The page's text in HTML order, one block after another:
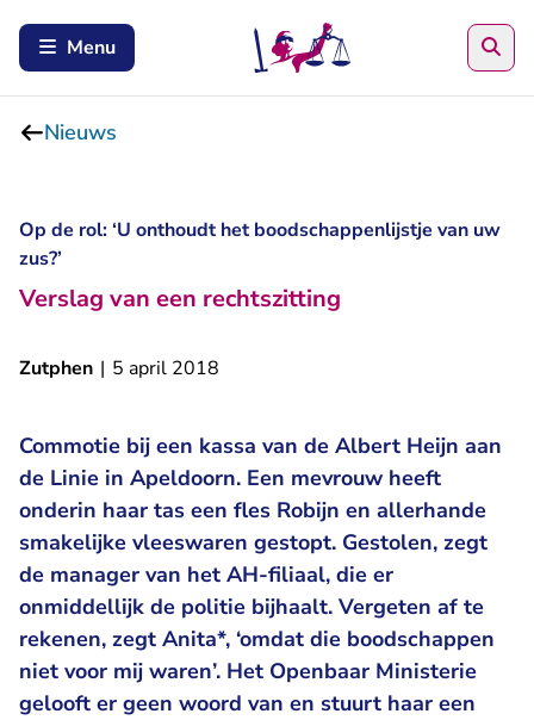
Menu
Nieuws
Op de rol: ‘U onthoudt het boodschappenlijstje van uw
zus?’
Verslag van een rechtszitting
Zutphen | 5 april 2018
Commotie bij een kassa van de Albert Heijn aan
de Linie in Apeldoorn. Een mevrouw heeft
onderin haar tas een fles Robijn en allerhande
smakelijke vleeswaren gestopt. Gestolen, zegt
de manager van het AH-filiaal, die er
onmiddellijk de politie bijhaalt. Vergeten af te
rekenen, zegt Anita*, ‘omdat die boodschappen
niet voor mij waren’. Het Openbaar Ministerie
gelooft er geen woord van en stuurt haar een